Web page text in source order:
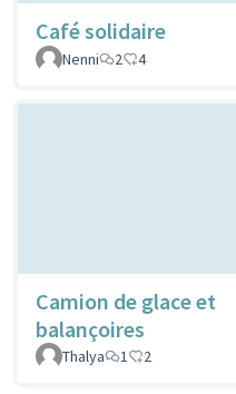
Café solidaire
Nenni
2 4
Camion de glace et
balançoires
Thalya
1 2